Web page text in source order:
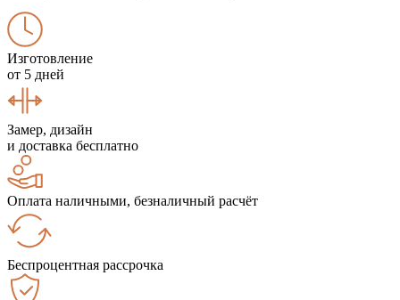
Изготовление
от 5 дней
Замер, дизайн
и доставка бесплатно
Оплата наличными, безналичный расчёт
Беспроцентная рассрочка